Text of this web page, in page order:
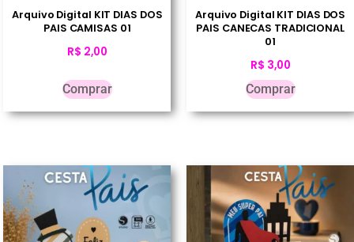
Arquivo Digital KIT DIAS DOS
PAIS CAMISAS 01
R$ 2,00
Comprar
Arquivo Digital KIT DIAS DOS
PAIS CANECAS TRADICIONAL
01
R$ 3,00
Comprar